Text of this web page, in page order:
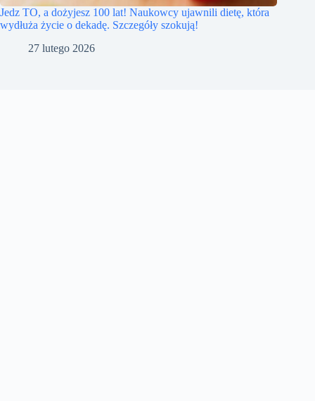
Jedz TO, a dożyjesz 100 lat! Naukowcy ujawnili dietę, która
wydłuża życie o dekadę. Szczegóły szokują!
27 lutego 2026